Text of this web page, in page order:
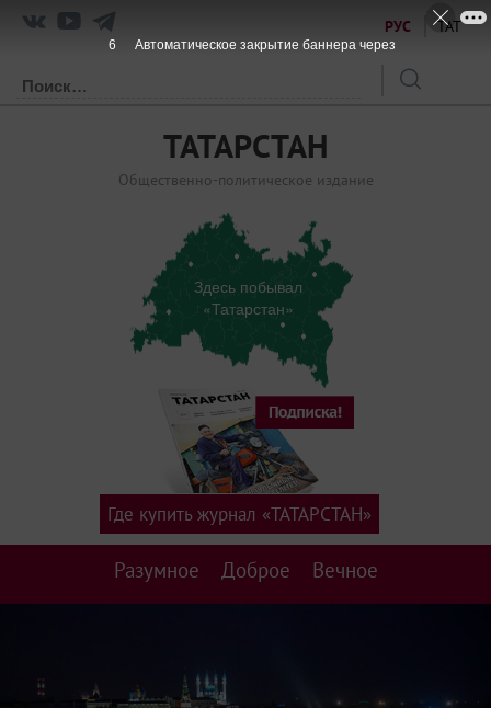
РУС ТАТ
ТАТАРСТАН
Общественно-политическое издание
Здесь побывал
«Татарстан»
Разумное Доброе Вечное
Где купить журнал «ТАТАРСТАН»
5 Автоматическое закрытие баннера через